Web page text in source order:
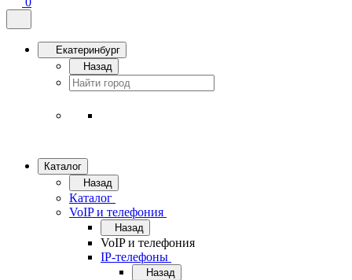
Екатеринбург
Назад
Каталог
Назад
Каталог
VoIP и телефония
Назад
VoIP и телефония
IP-телефоны
Назад